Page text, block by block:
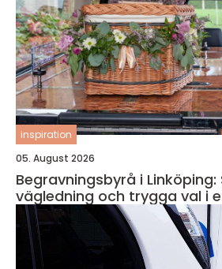
inspiration
05. August 2026
Begravningsbyrå i Linköping:
vägledning och trygga val i